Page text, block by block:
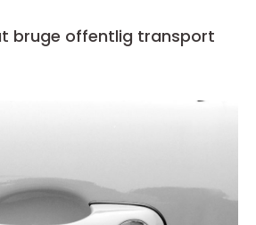
bruge offentlig transport